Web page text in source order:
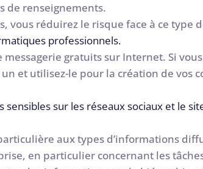
de renseignements.
vous réduirez le risque face à ce type
professionnels.
gratuits sur Internet. Si
et utilisez-le pour la création de vos
sensibles sur les réseaux sociaux et le
aux types d’informations
en particulier concernant les